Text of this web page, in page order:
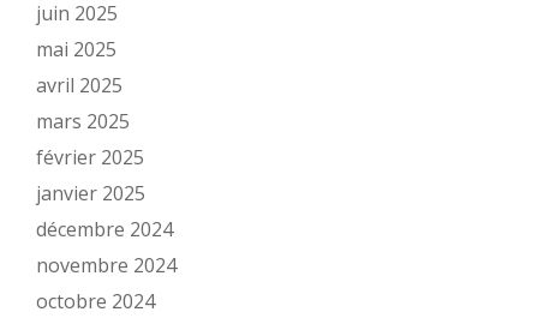
juin 2025
mai 2025
avril 2025
mars 2025
février 2025
janvier 2025
décembre 2024
novembre 2024
octobre 2024